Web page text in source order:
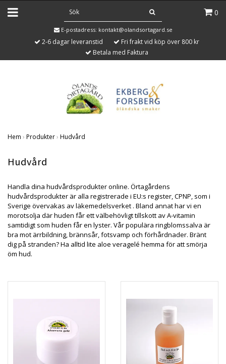
0
E-postadress: kontakt@olandsortagard.se
2-6 dagar leveranstid
Fri frakt vid köp över 800 kr
Betala med Faktura
Hem › Produkter› Hudvård
Hudvård
Handla dina hudvårdsprodukter online. Örtagårdens
hudvårdsprodukter är alla registrerade i EU:s register, CPNP, som i
Sverige övervakas av läkemedelsverket . Bland annat har vi en
morotsolja där huden får ett välbehövligt tillskott av A-vitamin
samtidigt som huden får en lyster. Vår populära ringblomssalva är
bra mot ärrbildning, brännsår, fotsvamp och förhårdnader. Bränt
dig på stranden? Ha alltid lite aloe veragelé hemma för att smörja
öm hud.